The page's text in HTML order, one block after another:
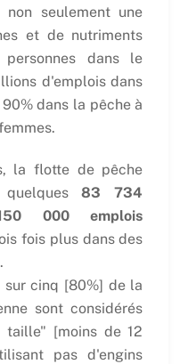
seulement une
et de nutriments
dans le
d'emplois dans
dans la pêche à
la flotte de pêche
83 734
000 emplois
fois plus dans des
sur cinq [80%] de la
sont considérés
[moins de 12
pas d'engins